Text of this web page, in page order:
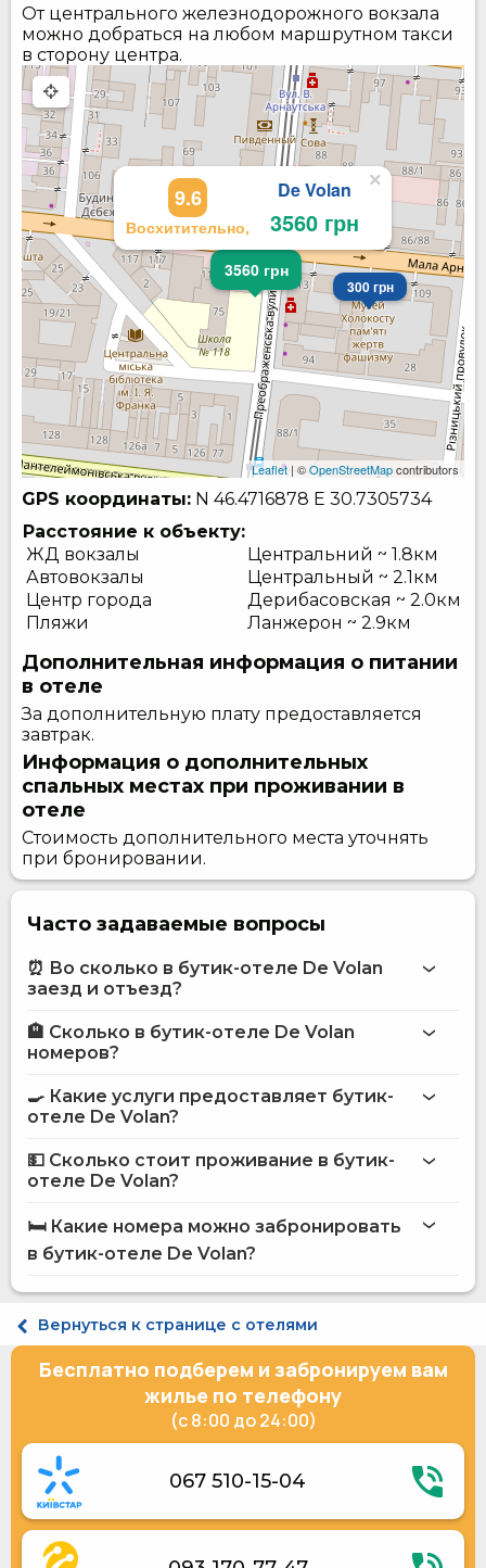
От центрального железнодорожного вокзала
можно добраться на любом маршрутном такси
в сторону центра.
300 грн
3560 грн
Восхитительно,
9.6 De Volan
3560 грн
×
Leaflet | ©OpenStreetMapcontributors
GPS координаты: N 46.4716878 E 30.7305734
Расстояние к объекту:
ЖД вокзалы
Центральний ~ 1.8км
Автовокзалы
Центральный ~ 2.1км
Центр города
Дерибасовская ~ 2.0км
Пляжи
Ланжерон ~ 2.9км
Дополнительная информация о питании
в отеле
За дополнительную плату предоставляется
завтрак.
Информация о дополнительных
спальных местах при проживании в
отеле
Стоимость дополнительного места уточнять
при бронировании.
Часто задаваемые вопросы
⏰ Во сколько в бутик-отеле De Volan
заезд и отъезд?
Больше информации про Бутик-отель De Volan
🏨 Сколько в бутик-отеле De Volan
номеров?
🍳 Какие услуги предоставляет бутик-
отеле De Volan?
Интернет
Автостоянка
Прачечная
Обслуживание номеров
Кофейня на территории
Уличная парковка
Обмен валюты
Услуги по глажению одежды
Ежедневная уборка номера
Персонал разговаривает на английском языке
Электрогенератор
💵 Сколько стоит проживание в бутик-
отеле De Volan?
на сайте Hotels24.ua
🛏️ Какие номера можно забронировать
в бутик-отеле De Volan?
Стандарт двухместный
Полулюкс
Люкс
Люкс c балконом
Вернуться к странице с отелями
Бесплатно подберем и забронируем вам
жилье по телефону
(с 8:00 до 24:00)
067 510-15-04